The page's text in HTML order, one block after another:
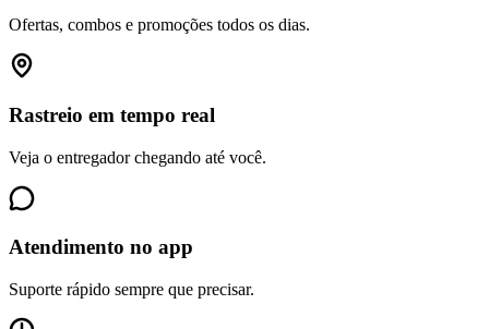
Ofertas, combos e promoções todos os dias.
Rastreio em tempo real
Veja o entregador chegando até você.
Atendimento no app
Suporte rápido sempre que precisar.